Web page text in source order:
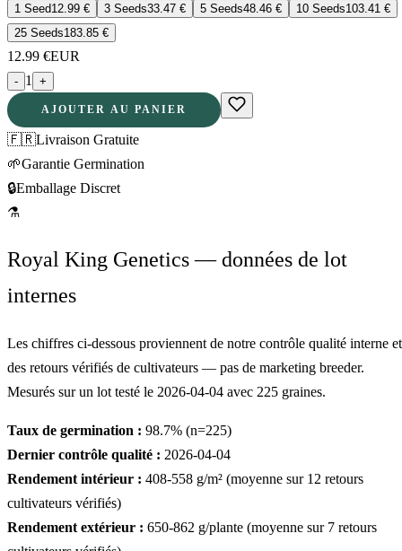
1 Seed12.99 € 3 Seeds33.47 € 5 Seeds48.46 € 10 Seeds103.41 €
25 Seeds183.85 €
12.99 €EUR
- 1 +
AJOUTER AU PANIER
🇫🇷Livraison Gratuite
🌱Garantie Germination
🔒Emballage Discret
⚗
Royal King Genetics — données de lot
internes
Les chiffres ci-dessous proviennent de notre contrôle qualité interne et
des retours vérifiés de cultivateurs — pas de marketing breeder.
Mesurés sur un lot testé le 2026-04-04 avec 225 graines.
Taux de germination : 98.7% (n=225)
Dernier contrôle qualité : 2026-04-04
Rendement intérieur : 408-558 g/m² (moyenne sur 12 retours
cultivateurs vérifiés)
Rendement extérieur : 650-862 g/plante (moyenne sur 7 retours